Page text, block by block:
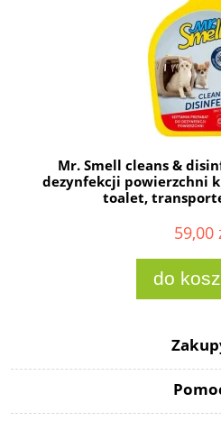
Mr. Smell cleans &
dezynfekcji powierzchni
toalet,
59,00
do